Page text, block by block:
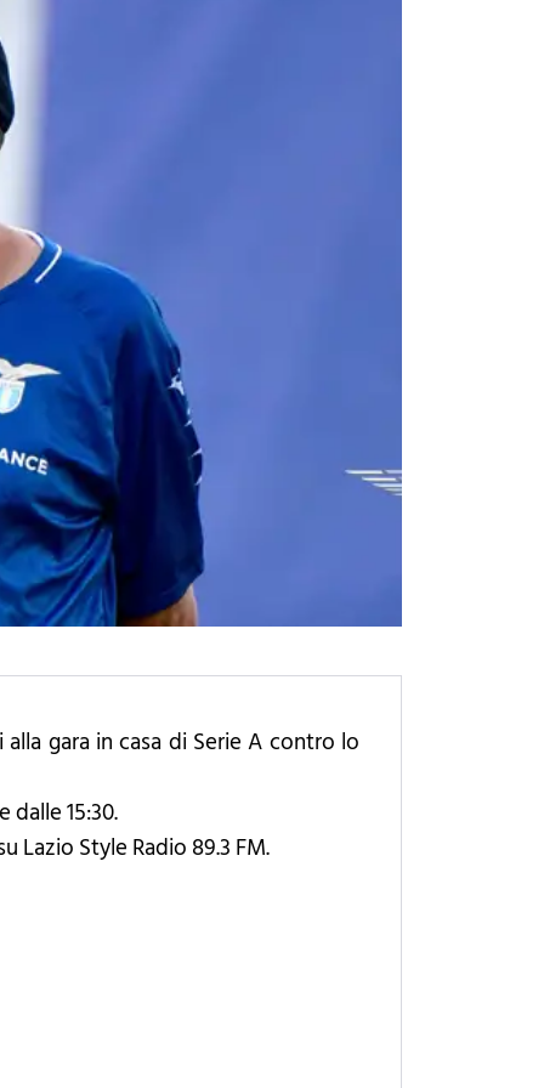
gara in casa di Serie A contro lo
15:30.
Lazio Style Radio 89.3 FM.